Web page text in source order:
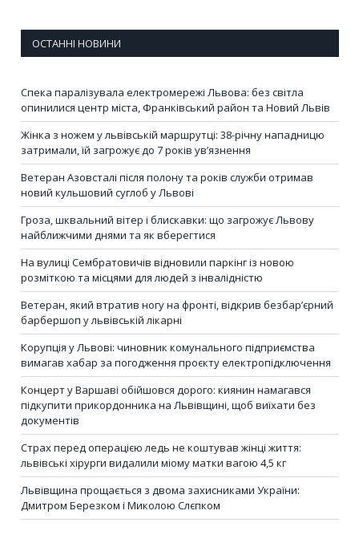
ОСТАННІ НОВИНИ
Спека паралізувала електромережі Львова: без світла
опинилися центр міста, Франківський район та Новий Львів
Жінка з ножем у львівській маршрутці: 38-річну нападницю
затримали, їй загрожує до 7 років ув’язнення
Ветеран Азовсталі після полону та років служби отримав
новий кульшовий суглоб у Львові
Гроза, шквальний вітер і блискавки: що загрожує Львову
найближчими днями та як вберегтися
На вулиці Сембратовичів відновили паркінг із новою
розміткою та місцями для людей з інвалідністю
Ветеран, який втратив ногу на фронті, відкрив безбар’єрний
барбершоп у львівській лікарні
Корупція у Львові: чиновник комунального підприємства
вимагав хабар за погодження проєкту електропідключення
Концерт у Варшаві обійшовся дорого: киянин намагався
підкупити прикордонника на Львівщині, щоб виїхати без
документів
Страх перед операцією ледь не коштував жінці життя:
львівські хірурги видалили міому матки вагою 4,5 кг
Львівщина прощається з двома захисниками України:
Дмитром Березком і Миколою Слєпком